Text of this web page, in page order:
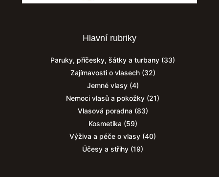
Hlavní rubriky
Paruky, příčesky, šátky a turbany (33)
Zajímavosti o vlasech(32)
Jemné vlasy(4)
Nemoci vlasů a pokožky (21)
Vlasová poradna (83)
Kosmetika (59)
Výživa a péče o vlasy (40)
Účesy a střihy (19)